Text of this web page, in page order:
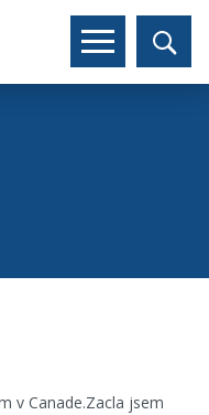
v Canade.Zacla jsem